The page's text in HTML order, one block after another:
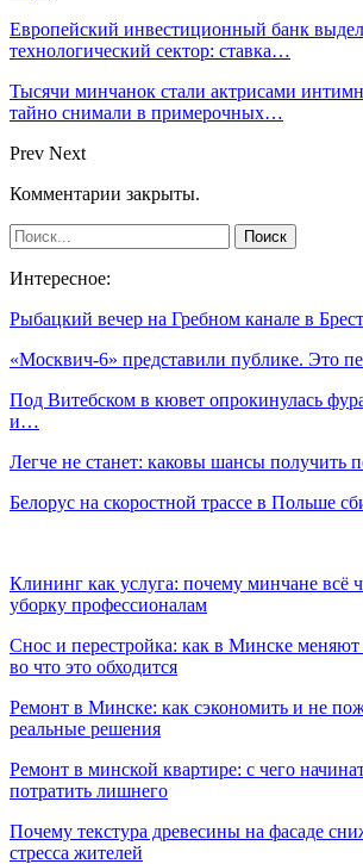
Европейский инвестиционный банк
технологический сектор: ставка…
Тысячи минчанок стали актрисами
тайно снимали в примерочных…
Prev Next
Комментарии закрыты.
Интересное:
Рыбацкий вечер на Гребном канале в
«Москвич-6» представили публике. Это
Под Витебском в кювет опрокинулась
и…
Легче не станет: каковы шансы получить
Белорус на скоростной трассе в Польше
Клининг как услуга: почему минчане всё
уборку профессионалам
Снос и перестройка: как в Минске
во что это обходится
Ремонт в Минске: как сэкономить и не
реальные решения
Ремонт в минской квартире: с чего
потратить лишнего
Почему текстура древесины на фасаде
стресса жителей